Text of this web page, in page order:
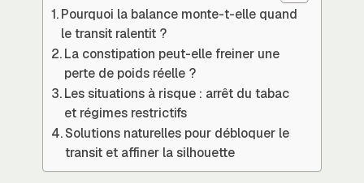
Pourquoi la balance monte-t-elle quand
le transit ralentit ?
La constipation peut-elle freiner une
perte de poids réelle ?
Les situations à risque : arrêt du tabac
et régimes restrictifs
Solutions naturelles pour débloquer le
transit et affiner la silhouette